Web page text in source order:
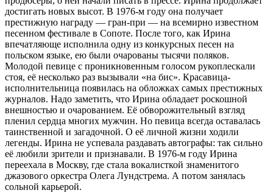
достигать новых высот. В 1976-м году она получает
престижную награду — гран-при — на всемирно известном
песенном фестивале в Сопоте. После того, как Ирина
впечатляюще исполнила одну из конкурсных песен на
польском языке, ею были очарованы тысячи поляков.
Молодой певице с проникновенным голосом рукоплескали
стоя, её несколько раз вызывали «на бис». Красавица-
исполнительница появилась на обложках самых престижных
журналов. Надо заметить, что Ирина обладает роскошной
внешностью и очарованием. Её обворожительный взгляд
пленил сердца многих мужчин. Но певица всегда оставалась
таинственной и загадочной. О её личной жизни ходили
легенды. Ирина не успевала раздавать автографы: так сильно
её любили зрители и признавали. В 1976-м году Ирина
переехала в Москву, где стала вокалисткой знаменитого
джазового оркестра Олега Лундстрема. А потом занялась
сольной карьерой.